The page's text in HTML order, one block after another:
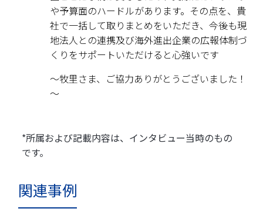
や予算面のハードルがあります。その点を、貴
社で一括して取りまとめをいただき、今後も現
地法人との連携及び海外進出企業の広報体制づ
くりをサポートいただけると心強いです
～牧里さま、ご協力ありがとうございました！
～
*所属および記載内容は、インタビュー当時のもの
です。
関連事例